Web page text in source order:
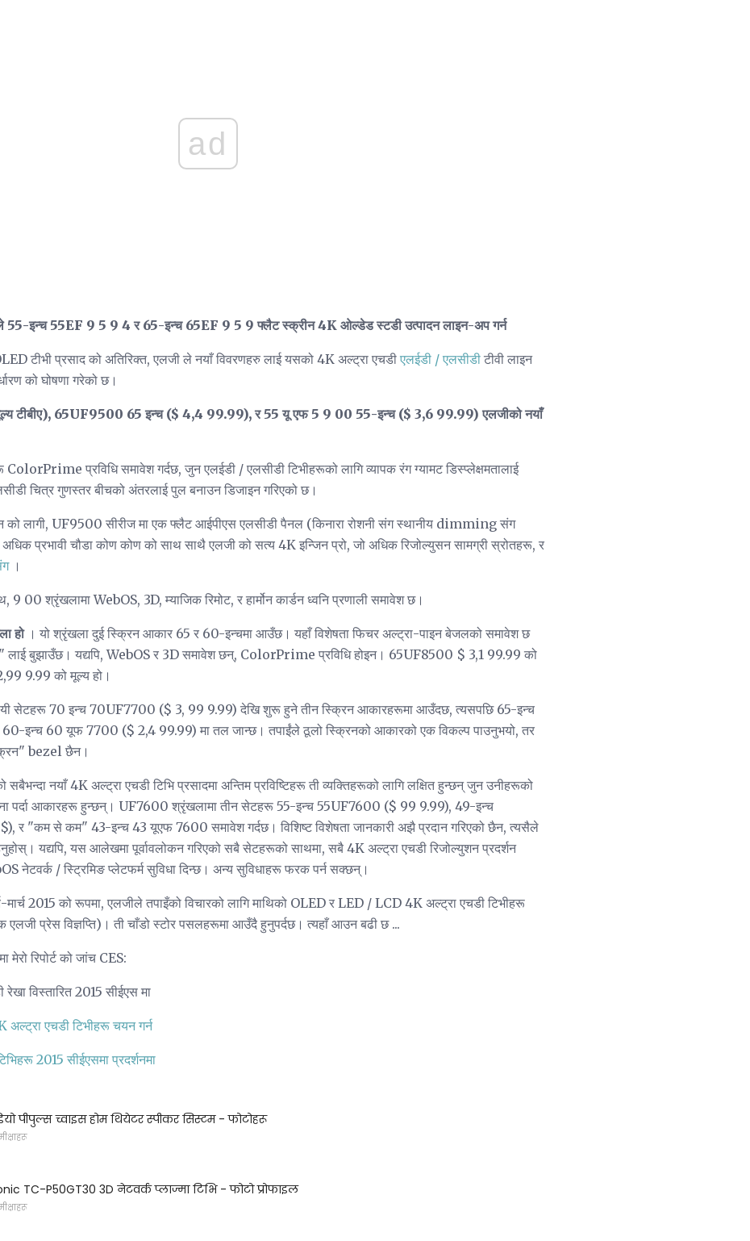
ad
55-इन्च 55EF 9 5 9 4 र 65-इन्च 65EF 9 5 9 फ्लैट स्क्रीन 4K ओल्डेड स्टडी उत्पादन लाइन-अप गर्न
टीभी प्रसाद को अतिरिक्त, एलजी ले नयाँ विवरणहरु लाई यसको 4K अल्ट्रा एचडी एलईडी / एलसीडी टीवी लाइन
को घोषणा गरेको छ।
टीबीए), 65UF9500 65 इन्च ($ 4,4 99.99), र 55 यू एफ 5 9 00 55-इन्च ($ 3,6 99.99) एलजीको नयाँ
प्रविधि समावेश गर्दछ, जुन एलईडी / एलसीडी टिभीहरूको लागि व्यापक रंग ग्यामट डिस्प्लेक्षमतालाई
चित्र गुणस्तर बीचको अंतरलाई पुल बनाउन डिजाइन गरिएको छ।
को लागी, UF9500 सीरीज मा एक फ्लैट आईपीएस एलसीडी पैनल (किनारा रोशनी संग स्थानीय dimming संग
प्रभावी चौडा कोण कोण को साथ साथै एलजी को सत्य 4K इन्जिन प्रो, जो अधिक रिजोल्युसन सामग्री स्रोतहरू, र
।
9 00 श्रृंखलामा WebOS, 3D, म्याजिक रिमोट, र हार्मोन कार्डन ध्वनि प्रणाली समावेश छ।
हो। यो श्रृंखला दुई स्क्रिन आकार 65 र 60-इन्चमा आउँछ। यहाँ विशेषता फिचर अल्ट्रा-पाइन बेजलको समावेश छ
लाई बुझाउँछ। यद्यपि, WebOS र 3D समावेश छन्, ColorPrime प्रविधि होइन। 65UF8500 $ 3,1 99.99 को
9.99 को मूल्य हो।
सेटहरू 70 इन्च 70UF7700 ($ 3, 99 9.99) देखि शुरू हुने तीन स्क्रिन आकारहरूमा आउँदछ, त्यसपछि 65-इन्च
इन्च 60 यूफ 7700 ($ 2,4 99.99) मा तल जान्छ। तपाईंले ठूलो स्क्रिनको आकारको एक विकल्प पाउनुभयो, तर
bezel छैन।
सबैभन्दा नयाँ 4K अल्ट्रा एचडी टिभि प्रसादमा अन्तिम प्रविष्टिहरू ती व्यक्तिहरूको लागि लक्षित हुन्छन् जुन उनीहरूको
पर्दा आकारहरू हुन्छन्। UF7600 श्रृंखलामा तीन सेटहरू 55-इन्च 55UF7600 ($ 99 9.99), 49-इन्च
"कम से कम" 43-इन्च 43 यूएफ 7600 समावेश गर्दछ। विशिष्ट विशेषता जानकारी अझै प्रदान गरिएको छैन, त्यसैले
यद्यपि, यस आलेखमा पूर्वावलोकन गरिएको सबै सेटहरूको साथमा, सबै 4K अल्ट्रा एचडी रिजोल्युशन प्रदर्शन
नेटवर्क / स्ट्रिमिङ प्लेटफर्म सुविधा दिन्छ। अन्य सुविधाहरू फरक पर्न सक्छन्।
मार्च 2015 को रूपमा, एलजीले तपाइँको विचारको लागि माथिको OLED र LED / LCD 4K अल्ट्रा एचडी टिभीहरू
एलजी प्रेस विज्ञप्ति)। ती चाँडो स्टोर पसलहरूमा आउँदै हुनुपर्दछ। त्यहाँ आउन बढी छ ...
मेरो रिपोर्ट को जांच CES:
विस्तारित 2015 सीईएस मा
एचडी टिभीहरू चयन गर्न
2015 सीईएसमा प्रदर्शनमा
पीपुल्स च्वाइस होम थियेटर स्पीकर सिस्टम - फोटोहरू
TC-P50GT30 3D नेटवर्क प्लाज्मा टिभि - फोटो प्रोफाइल